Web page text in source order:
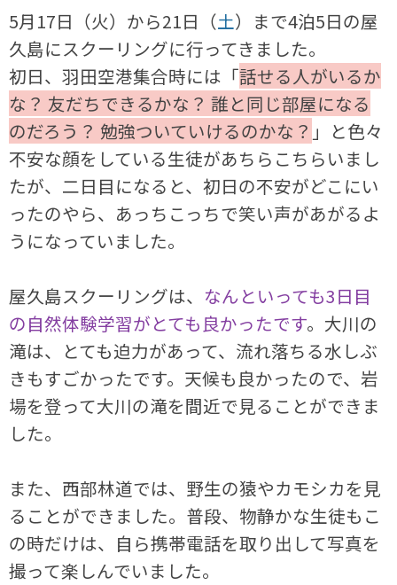
5月17日（火）から21日（土）まで4泊5日の屋
久島にスクーリングに行ってきました。
初日、羽田空港集合時には「話せる人がいるか
な？ 友だちできるかな？ 誰と同じ部屋になる
のだろう？ 勉強ついていけるのかな？ 」と色々
不安な顔をしている生徒があちらこちらいまし
たが、二日目になると、初日の不安がどこにい
ったのやら、あっちこっちで笑い声があがるよ
うになっていました。
屋久島スクーリングは、 なんといっても3日目
の自然体験学習がとても良かったです。大川の
滝は、とても迫力があって、流れ落ちる水しぶ
きもすごかったです。天候も良かったので、岩
場を登って大川の滝を間近で見ることができま
した。
また、西部林道では、野生の猿やカモシカを見
ることができました。普段、物静かな生徒もこ
の時だけは、自ら携帯電話を取り出して写真を
撮って楽しんでいました。